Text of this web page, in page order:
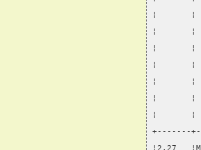
¦       ¦
¦       ¦
¦       ¦
¦       ¦
¦       ¦
¦       ¦
¦       ¦
+-------